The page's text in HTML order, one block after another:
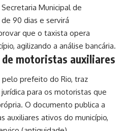
Municipal de
90 dias e servirá
que o taxista opera
agilizando a análise bancária.
motoristas auxiliares
pelo prefeito do Rio, traz
para os motoristas que
O documento publica a
auxiliares ativos do município,